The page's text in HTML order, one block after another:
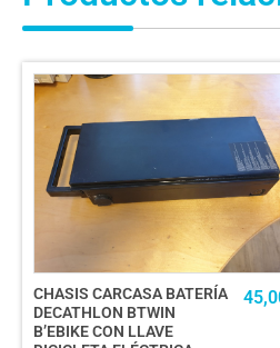
CHASIS CARCASA BATERÍA
DECATHLON BTWIN
B’EBIKE CON LLAVE